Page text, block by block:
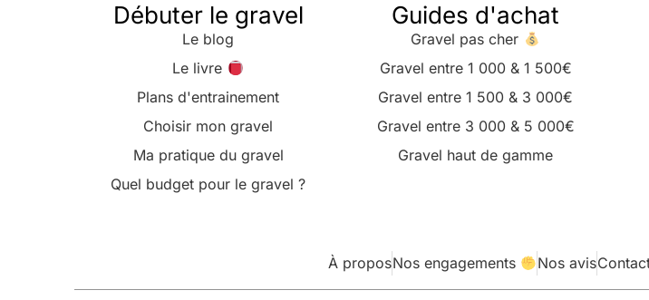
Débuter le gravel
Le blog
Le livre
Plans d'entrainement
Choisir mon gravel
Ma pratique du gravel
Quel budget pour le gravel ?
Guides d'achat
Gravel pas cher
Gravel entre 1 000 & 1 500€
Gravel entre 1 500 & 3 000€
Gravel entre 3 000 & 5 000€
Gravel haut de gamme
À proposNos engagements Nos avis